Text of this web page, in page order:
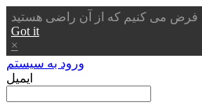
Got it
×
ورود به سیستم
ایمیل